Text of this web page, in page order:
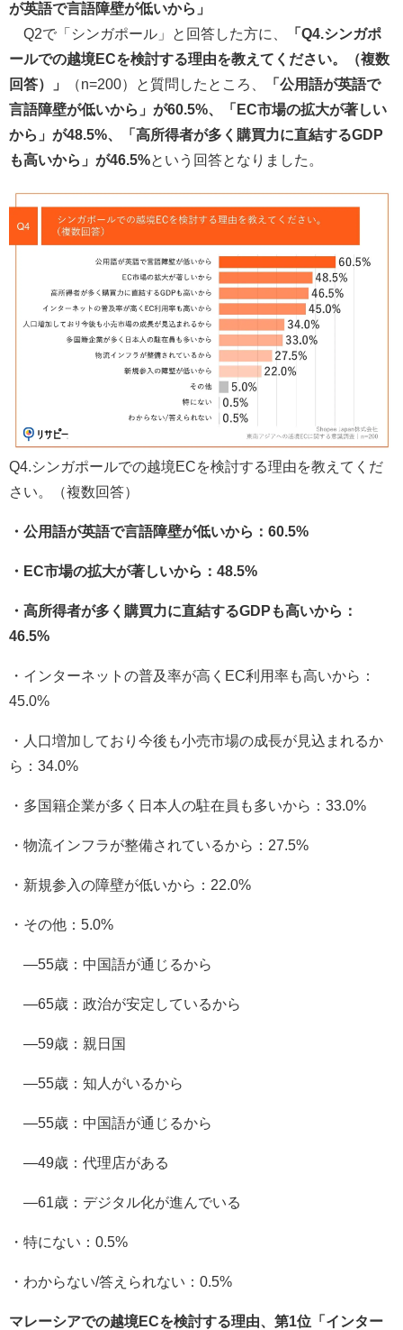
が英語で言語障壁が低いから」
Q2で「シンガポール」と回答した方に、
「Q4.シンガポ
ールでの越境ECを検討する理由を教えてください。（複数
回答）」
（n=200）と質問したところ、
「公用語が英語で
言語障壁が低いから」が60.5%、「EC市場の拡大が著しい
から」が48.5%、「高所得者が多く購買力に直結するGDP
も高いから」が46.5%という回答となりました。
Q4.シンガポールでの越境ECを検討する理由を教えてくだ
さい。（複数回答）
・公用語が英語で言語障壁が低いから：60.5%
・EC市場の拡大が著しいから：48.5%
・高所得者が多く購買力に直結するGDPも高いから：
46.5%
・インターネットの普及率が高くEC利用率も高いから：
45.0%
・人口増加しており今後も小売市場の成長が見込まれるか
ら：34.0%
・多国籍企業が多く日本人の駐在員も多いから：33.0%
・物流インフラが整備されているから：27.5%
・新規参入の障壁が低いから：22.0%
・その他：5.0%
―55歳：中国語が通じるから
―65歳：政治が安定しているから
―59歳：親日国
―55歳：知人がいるから
―55歳：中国語が通じるから
―49歳：代理店がある
―61歳：デジタル化が進んでいる
・特にない：0.5%
・わからない/答えられない：0.5%
マレーシアでの越境ECを検討する理由、第1位「インター